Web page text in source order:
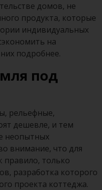
домов, не
продукта, которые
индивидуальных
на
подробнее.
под
рельефные,
дешевле, и тем
неопытных
внимание, что для
правило, только
разработка которого
проекта коттеджа.